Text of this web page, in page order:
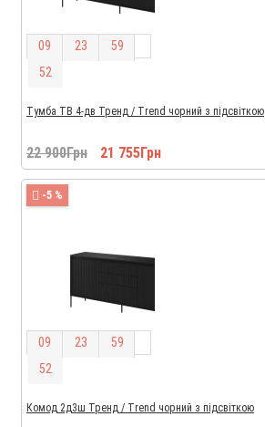
09 23 59
51
Тумба ТВ 4-дв Тренд / Trend чорний з підсвіткою
22 900Грн 21 755Грн
-5 %
09 23 59
51
Комод 2д3ш Тренд / Trend чорний з підсвіткою